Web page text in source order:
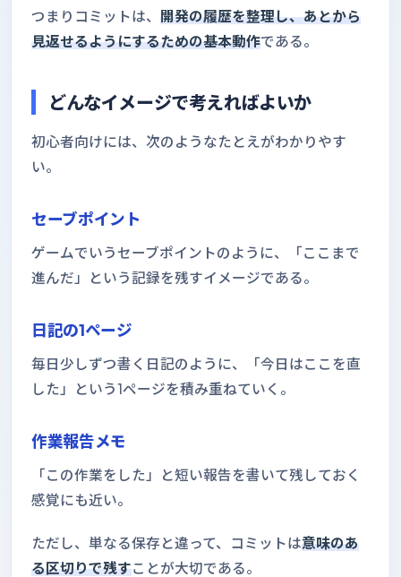
つまりコミットは、 開発の履歴を整理し、あとから
見返せるようにするための基本動作である。
どんなイメージで考えればよいか
初心者向けには、次のようなたとえがわかりやす
い。
セーブポイント
ゲームでいうセーブポイントのように、「ここまで
進んだ」という記録を残すイメージである。
日記の1ページ
毎日少しずつ書く日記のように、「今日はここを直
した」という1ページを積み重ねていく。
作業報告メモ
「この作業をした」と短い報告を書いて残しておく
感覚にも近い。
ただし、単なる保存と違って、コミットは意味のあ
る区切りで残すことが大切である。